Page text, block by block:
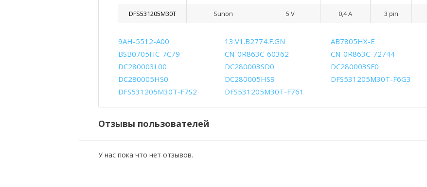
DFS531205M30T Sunon 5 V 0,4 А 3 pin
9AH-5512-A00 13.V1.B2774.F.GN
AB7805HX-E
BSB0705HC-7C79
CN-0R863C-60362
CN-0R863C-72744
DC280003L00
DC280003SD0
DC280003SF0
DC280005HS0
DC280005HS9
DFS531205M30T-F6G3
DFS531205M30T-F7S2
DFS531205M30T-F761
Отзывы пользователей
У нас пока что нет отзывов.